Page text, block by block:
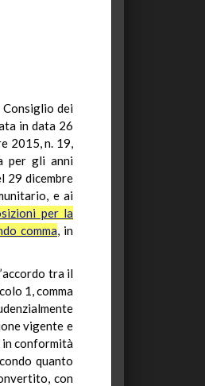
dei
in data 26
2015, n. 19,
per gli anni
29 dicembre
e ai
per la
comma, in
tra il
1, comma
vigente e
in conformità
quanto
con